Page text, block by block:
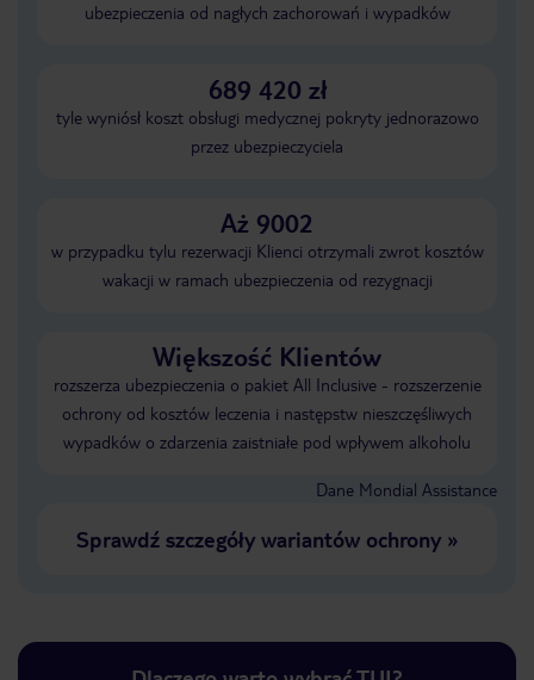
ubezpieczenia od nagłych zachorowań i wypadków
689 420 zł
tyle wyniósł koszt obsługi medycznej pokryty jednorazowo
przez ubezpieczyciela
Aż 9002
w przypadku tylu rezerwacji Klienci otrzymali zwrot kosztów
wakacji w ramach ubezpieczenia od rezygnacji
Większość Klientów
rozszerza ubezpieczenia o pakiet All Inclusive - rozszerzenie
ochrony od kosztów leczenia i następstw nieszczęśliwych
wypadków o zdarzenia zaistniałe pod wpływem alkoholu
Dane Mondial Assistance
Sprawdź szczegóły wariantów ochrony»